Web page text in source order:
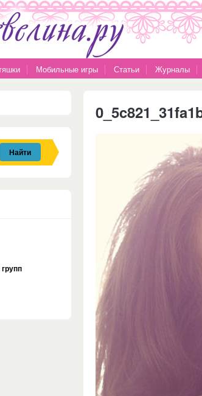
Мобильные игры Статьи Журналы